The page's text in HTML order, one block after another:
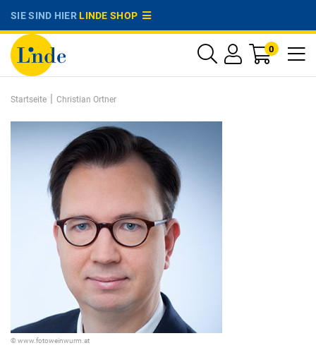
SIE SIND HIERLINDE SHOP
0
Startseite | Christian Ortner
© www.fotoweinwurm.at